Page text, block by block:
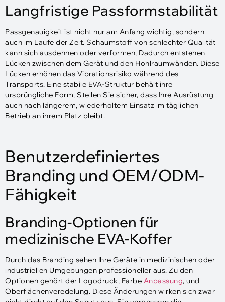
Langfristige Passformstabilität
Passgenauigkeit ist nicht nur am Anfang wichtig, sondern
auch im Laufe der Zeit. Schaumstoff von schlechter Qualität
kann sich ausdehnen oder verformen, Dadurch entstehen
Lücken zwischen dem Gerät und den Hohlraumwänden. Diese
Lücken erhöhen das Vibrationsrisiko während des
Transports. Eine stabile EVA-Struktur behält ihre
ursprüngliche Form, Stellen Sie sicher, dass Ihre Ausrüstung
auch nach längerem, wiederholtem Einsatz im täglichen
Betrieb an ihrem Platz bleibt.
Benutzerdefiniertes
Branding und OEM/ODM-
Fähigkeit
Branding-Optionen für
medizinische EVA-Koffer
Durch das Branding sehen Ihre Geräte in medizinischen oder
industriellen Umgebungen professioneller aus. Zu den
Optionen gehört der Logodruck, Farbe Anpassung, und
Oberflächenveredelung. Diese Änderungen wirken sich zwar